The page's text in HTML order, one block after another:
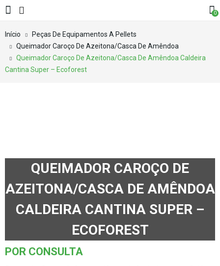
0
Início
Peças De Equipamentos A Pellets
Queimador Caroço De Azeitona/Casca De Amêndoa
Queimador Caroço De Azeitona/Casca De Amêndoa Caldeira
Cantina Super – Ecoforest
QUEIMADOR CAROÇO DE
AZEITONA/CASCA DE AMÊNDOA
CALDEIRA CANTINA SUPER –
ECOFOREST
POR CONSULTA